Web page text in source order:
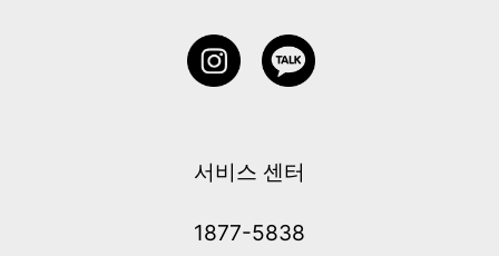
서비스 센터
1877-5838